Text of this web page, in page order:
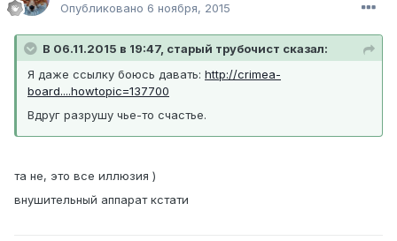
Опубликовано 6 ноября, 2015
В 06.11.2015 в 19:47, старый трубочист сказал:
Я даже ссылку боюсь давать: http://crimea-
board....howtopic=137700
Вдруг разрушу чье-то счастье.
та не, это все иллюзия )
внушительный аппарат кстати